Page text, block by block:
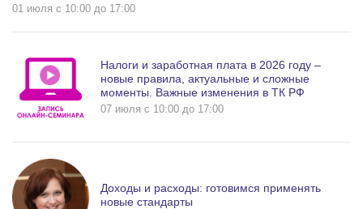
01 июля c 10:00 до 17:00
Налоги и заработная плата в 2026 году –
новые правила, актуальные и сложные
моменты. Важные изменения в ТК РФ
07 июля c 10:00 до 17:00
Доходы и расходы: готовимся применять
новые стандарты